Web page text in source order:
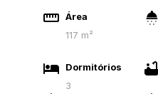
Área
117 m²
Dormitórios
3